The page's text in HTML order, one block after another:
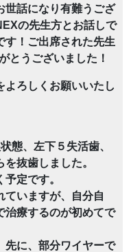
世話になり有難うござ
の先生方とお話しで
す！ご出席された先生
とうございました！
よろしくお願いいたし
態、左下５失活歯、
抜歯しました。
定です。
ていますが、自分自
治療するのが初めてで
先に、部分ワイヤーで